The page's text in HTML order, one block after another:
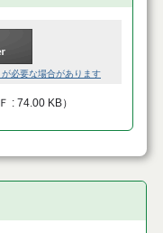
必要な場合があります
74.00 KB）